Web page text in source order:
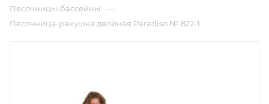
Песочницы-бассейны —
Песочница-ракушка двойная Paradiso № 822-1